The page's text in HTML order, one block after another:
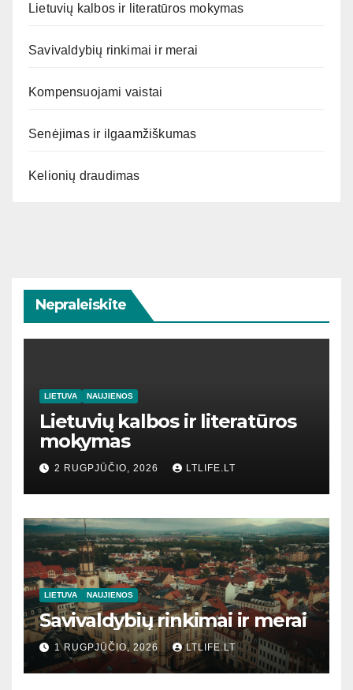
Lietuvių kalbos ir literatūros mokymas
Savivaldybių rinkimai ir merai
Kompensuojami vaistai
Senėjimas ir ilgaamžiškumas
Kelionių draudimas
Nepraleiskite
LIETUVA NAUJIENOS
Lietuvių kalbos ir literatūros
mokymas
2 RUGPJŪČIO, 2026 LTLIFE.LT
LIETUVA NAUJIENOS
Savivaldybių rinkimai ir merai
1 RUGPJŪČIO, 2026 LTLIFE.LT